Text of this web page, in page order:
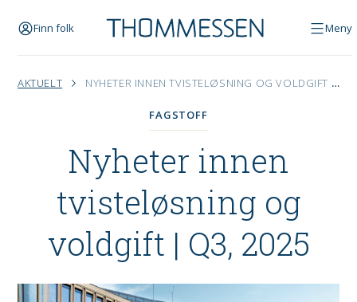
Finn folk Meny
AKTUELT NYHETER INNEN TVISTELØSNING OG VOLDGIFT | Q3, 2025
FAGSTOFF
Nyheter innen
tvisteløsning og
voldgift | Q3, 2025